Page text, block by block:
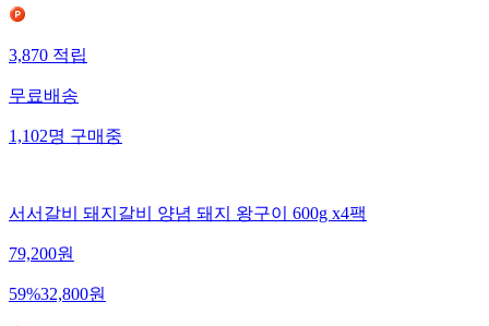
3,870적립
무료배송
1,102명구매중
서서갈비 돼지갈비 양념 돼지 왕구이 600g x4팩
79,200원
59%32,800원